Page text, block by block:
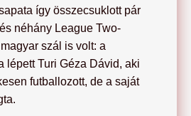
így összecsuklott pár
néhány League Two-
szál is volt: a
lépett Turi Géza Dávid, aki
futballozott, de a saját